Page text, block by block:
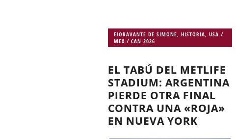
FIORAVANTE DE SIMONE ,HISTORIA ,USA /
MEX / CAN 2026
EL TABÚ DEL METLIFE
STADIUM: ARGENTINA
PIERDE OTRA FINAL
CONTRA UNA «ROJA»
EN NUEVA YORK